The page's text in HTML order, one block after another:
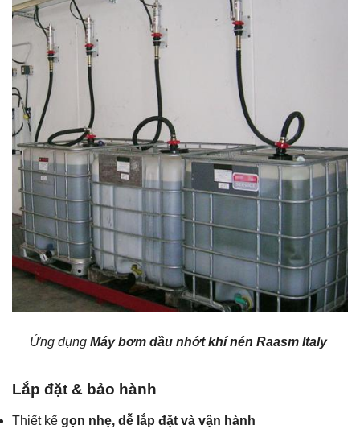
Ứng dụng Máy bơm dầu nhớt khí nén Raasm Italy
Lắp đặt & bảo hành
Thiết kế gọn nhẹ, dễ lắp đặt và vận hành